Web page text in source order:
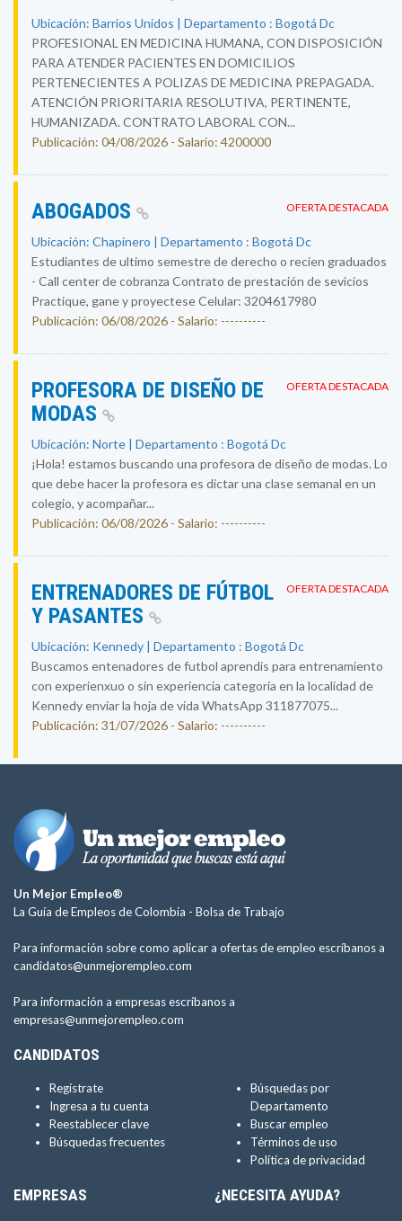
Ubicación: Barrios Unidos | Departamento : Bogotá Dc
PROFESIONAL EN MEDICINA HUMANA, CON DISPOSICIÓN
PARA ATENDER PACIENTES EN DOMICILIOS
PERTENECIENTES A POLIZAS DE MEDICINA PREPAGADA.
ATENCIÓN PRIORITARIA RESOLUTIVA, PERTINENTE,
HUMANIZADA. CONTRATO LABORAL CON...
Publicación: 04/08/2026 - Salario: 4200000
OFERTA DESTACADA
ABOGADOS
Ubicación: Chapinero | Departamento : Bogotá Dc
Estudiantes de ultimo semestre de derecho o recien graduados
- Call center de cobranza Contrato de prestación de sevicios
Practique, gane y proyectese Celular: 3204617980
Publicación: 06/08/2026 - Salario: ----------
OFERTA DESTACADA
PROFESORA DE DISEÑO DE
MODAS
Ubicación: Norte | Departamento : Bogotá Dc
¡Hola! estamos buscando una profesora de diseño de modas. Lo
que debe hacer la profesora es dictar una clase semanal en un
colegio, y acompañar...
Publicación: 06/08/2026 - Salario: ----------
OFERTA DESTACADA
ENTRENADORES DE FÚTBOL
Y PASANTES
Ubicación: Kennedy | Departamento : Bogotá Dc
Buscamos entenadores de futbol aprendis para entrenamiento
con experienxuo o sin experiencia categoria en la localidad de
Kennedy enviar la hoja de vida WhatsApp 311877075...
Publicación: 31/07/2026 - Salario: ----------
Un Mejor Empleo®
La Guía de Empleos de Colombia - Bolsa de Trabajo
Para información sobre como aplicar a ofertas de empleo escríbanos a
candidatos@unmejorempleo.com
Para información a empresas escríbanos a
empresas@unmejorempleo.com
CANDIDATOS
Regístrate
Ingresa a tu cuenta
Reestablecer clave
Búsquedas frecuentes
Búsquedas por
Departamento
Buscar empleo
Términos de uso
Política de privacidad
EMPRESAS ¿NECESITA AYUDA?